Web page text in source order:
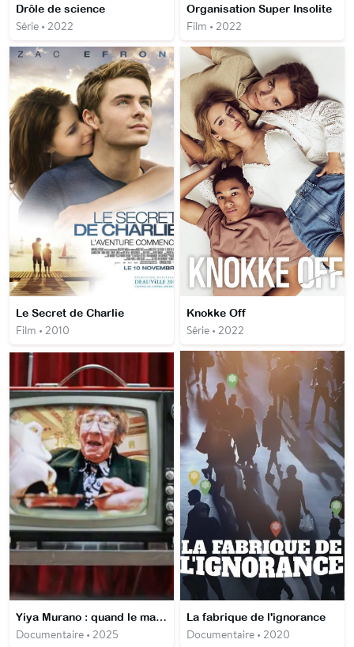
Drôle de science
Série • 2022
Organisation Super Insolite
Film • 2022
Le Secret de Charlie
Film • 2010
Knokke Off
Série • 2022
Yiya Murano : quand le mal infuse
Documentaire • 2025
La fabrique de l'ignorance
Documentaire • 2020